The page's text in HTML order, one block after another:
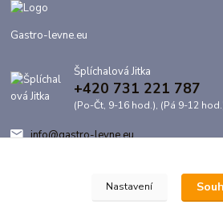
Gastro-levne.eu
Šplíchalová Jitka
+420 731 221 787
(Po-Čt, 9-16 hod.), (Pá 9-12
info@gastro-levne.eu
Nastavení